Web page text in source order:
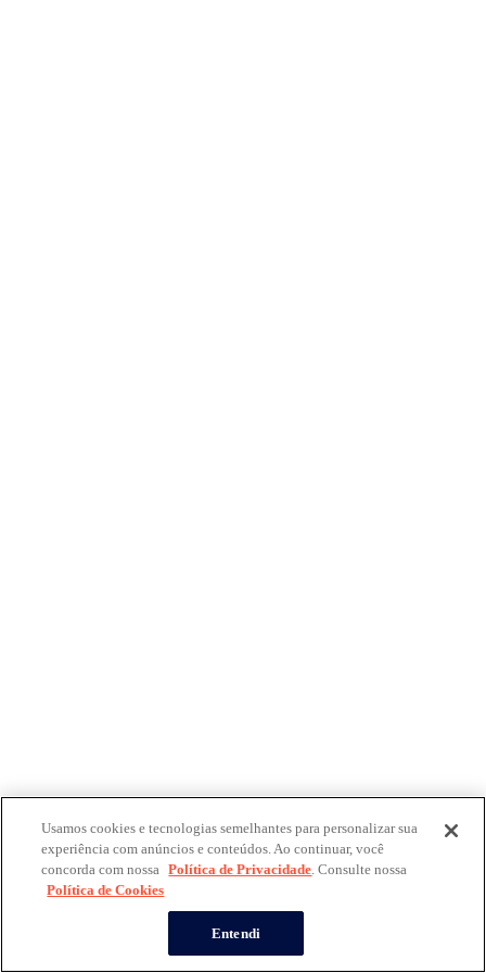
Usamos cookies e tecnologias semelhantes para personalizar sua
experiência com anúncios e conteúdos. Ao continuar, você
concorda com nossa Política de Privacidade. Consulte nossa
Política de Cookies
Entendi